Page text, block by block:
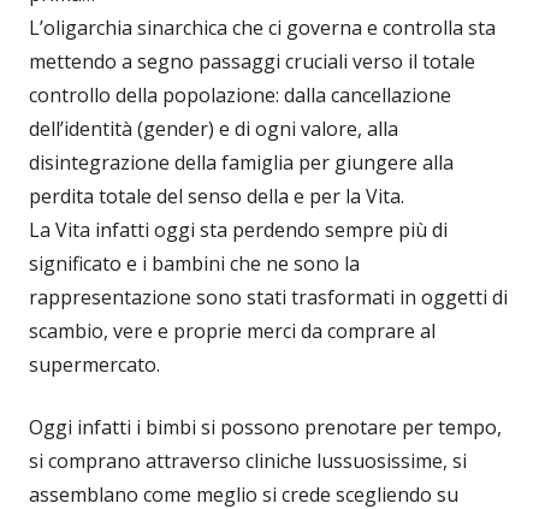
L’oligarchia sinarchica che ci governa e controlla sta
mettendo a segno passaggi cruciali verso il totale
controllo della popolazione: dalla cancellazione
dell’identità (gender) e di ogni valore, alla
disintegrazione della famiglia per giungere alla
perdita totale del senso della e per la Vita.
La Vita infatti oggi sta perdendo sempre più di
significato e i bambini che ne sono la
rappresentazione sono stati trasformati in oggetti di
scambio, vere e proprie merci da comprare al
supermercato.
Oggi infatti i bimbi si possono prenotare per tempo,
si comprano attraverso cliniche lussuosissime, si
assemblano come meglio si crede scegliendo su